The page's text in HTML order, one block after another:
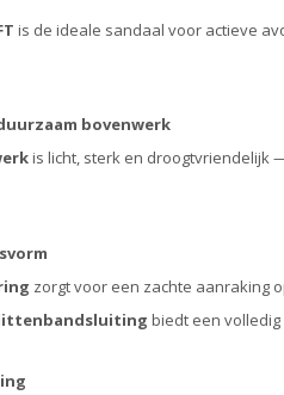
is de ideale sandaal voor actieve
bovenwerk
is licht, sterk en droogtvriendelijk
zorgt voor een zachte aanraking
biedt een